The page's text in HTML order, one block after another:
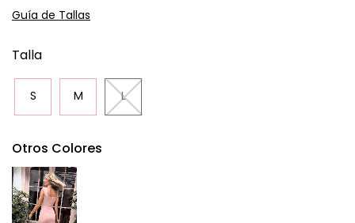
Guía de Tallas
Talla
S M L
Otros Colores